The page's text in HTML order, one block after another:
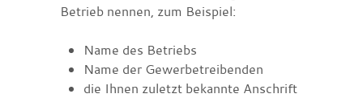
Betrieb nennen, zum Beispiel:
Name des Betriebs
Name der Gewerbetreibenden
die Ihnen zuletzt bekannte Anschrift